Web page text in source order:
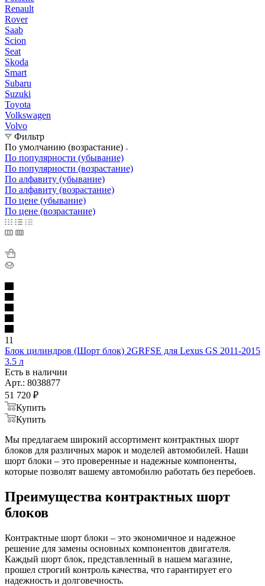
Renault
Rover
Saab
Scion
Seat
Skoda
Smart
Subaru
Suzuki
Toyota
Volkswagen
Volvo
Фильтр
По умолчанию (возрастание)
По популярности (убывание)
По популярности (возрастание)
По алфавиту (убывание)
По алфавиту (возрастание)
По цене (убывание)
По цене (возрастание)
11
Блок цилиндров (Шорт блок) 2GRFSE для Lexus GS 2011-2015
3.5 л
Есть в наличии
Арт.: 8038877
51 720 ₽
Купить
Купить
Мы предлагаем широкий ассортимент контрактных шорт
блоков для различных марок и моделей автомобилей. Наши
шорт блоки – это проверенные и надежные компоненты,
которые позволят вашему автомобилю работать без перебоев.
Преимущества контрактных шорт
блоков
Контрактные шорт блоки – это экономичное и надежное
решение для замены основных компонентов двигателя.
Каждый шорт блок, представленный в нашем магазине,
прошел строгий контроль качества, что гарантирует его
надежность и долговечность.